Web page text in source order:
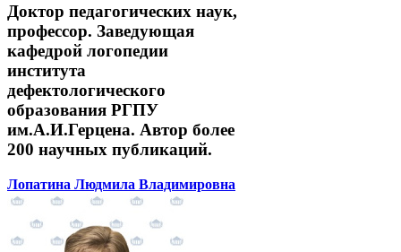
Доктор педагогических наук,
профессор. Заведующая
кафедрой логопедии
института
дефектологического
образования РГПУ
им.А.И.Герцена. Автор более
200 научных публикаций.
Лопатина Людмила Владимировна